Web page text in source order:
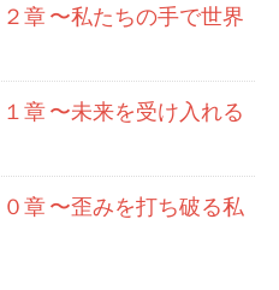
章 〜私たちの手で世界
章 〜未来を受け入れる
章 〜歪みを打ち破る私